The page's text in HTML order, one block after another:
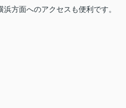
方面へのアクセスも便利です。